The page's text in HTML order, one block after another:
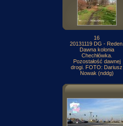
16
20131119 DG - Reden.
Dawna kolonia
Chechłówka.
Pozostałość dawnej
drogi. FOTO: Dariusz
Nowak (nddg)